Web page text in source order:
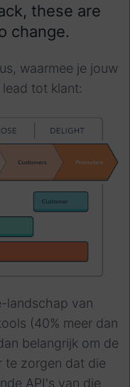
these are
change.
waarmee je jouw
tot klant:
landschap van
(40% meer dan
belangrijk om de
te zorgen dat die
API's van die